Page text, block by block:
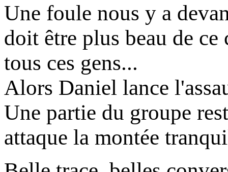
Une foule nous y a
doit être plus beau de ce
tous ces gens...
Alors Daniel lance
Une partie du groupe
attaque la montée